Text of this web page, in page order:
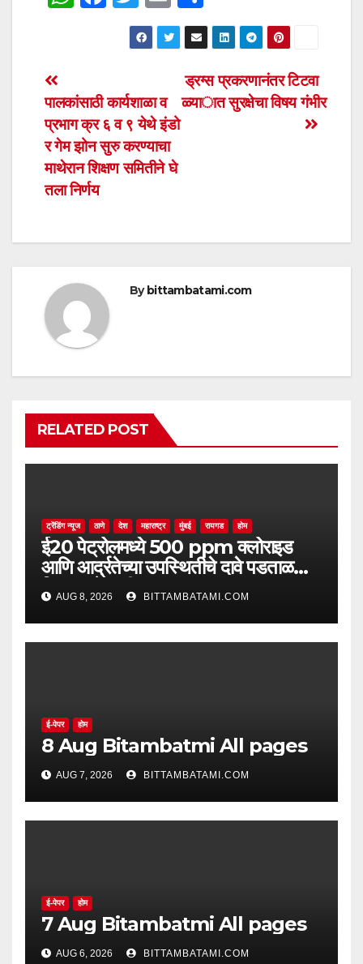
A
p
p
b
o
o
k
wi
tt
m
ail
h
ar
e
Post
navigation
ड्रग्स प्रकरणानंतर टिटवा
ळ्यात सुरक्षेचा विषय गंभीर
पालकांसाठी कार्यशाळा व
प्रभाग क्र ६ व ९ येथे इंडो
र गेम झोन सुरु करण्याचा
माथेरान शिक्षण समितीने घे
तला निर्णय
Bybittambatami.com
RELATED POST
ट्रेंडिंग न्यूज ठाणे देश महाराष्ट्र मुंबई रायगड होम
ई20 पेट्रोलमध्ये 500 ppm क्लोराइड
आणि आर्द्रतेच्या उपस्थितीचे दावे पडताळणीत
सिद्ध झाले नाहीत
AUG 8, 2026 BITTAMBATAMI.COM
ई-पेपर होम
8 Aug Bitambatmi All pages
AUG 7, 2026 BITTAMBATAMI.COM
ई-पेपर होम
7 Aug Bitambatmi All pages
AUG 6, 2026 BITTAMBATAMI.COM